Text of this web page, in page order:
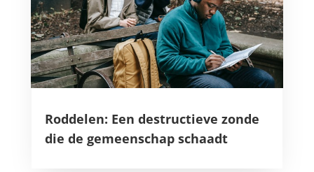
Roddelen: Een destructieve zonde
die de gemeenschap schaadt